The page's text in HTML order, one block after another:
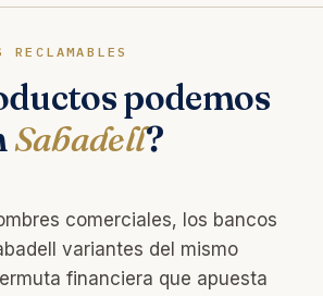
podemos
Sabadell?
comerciales, los bancos
variantes del mismo
financiera que apuesta